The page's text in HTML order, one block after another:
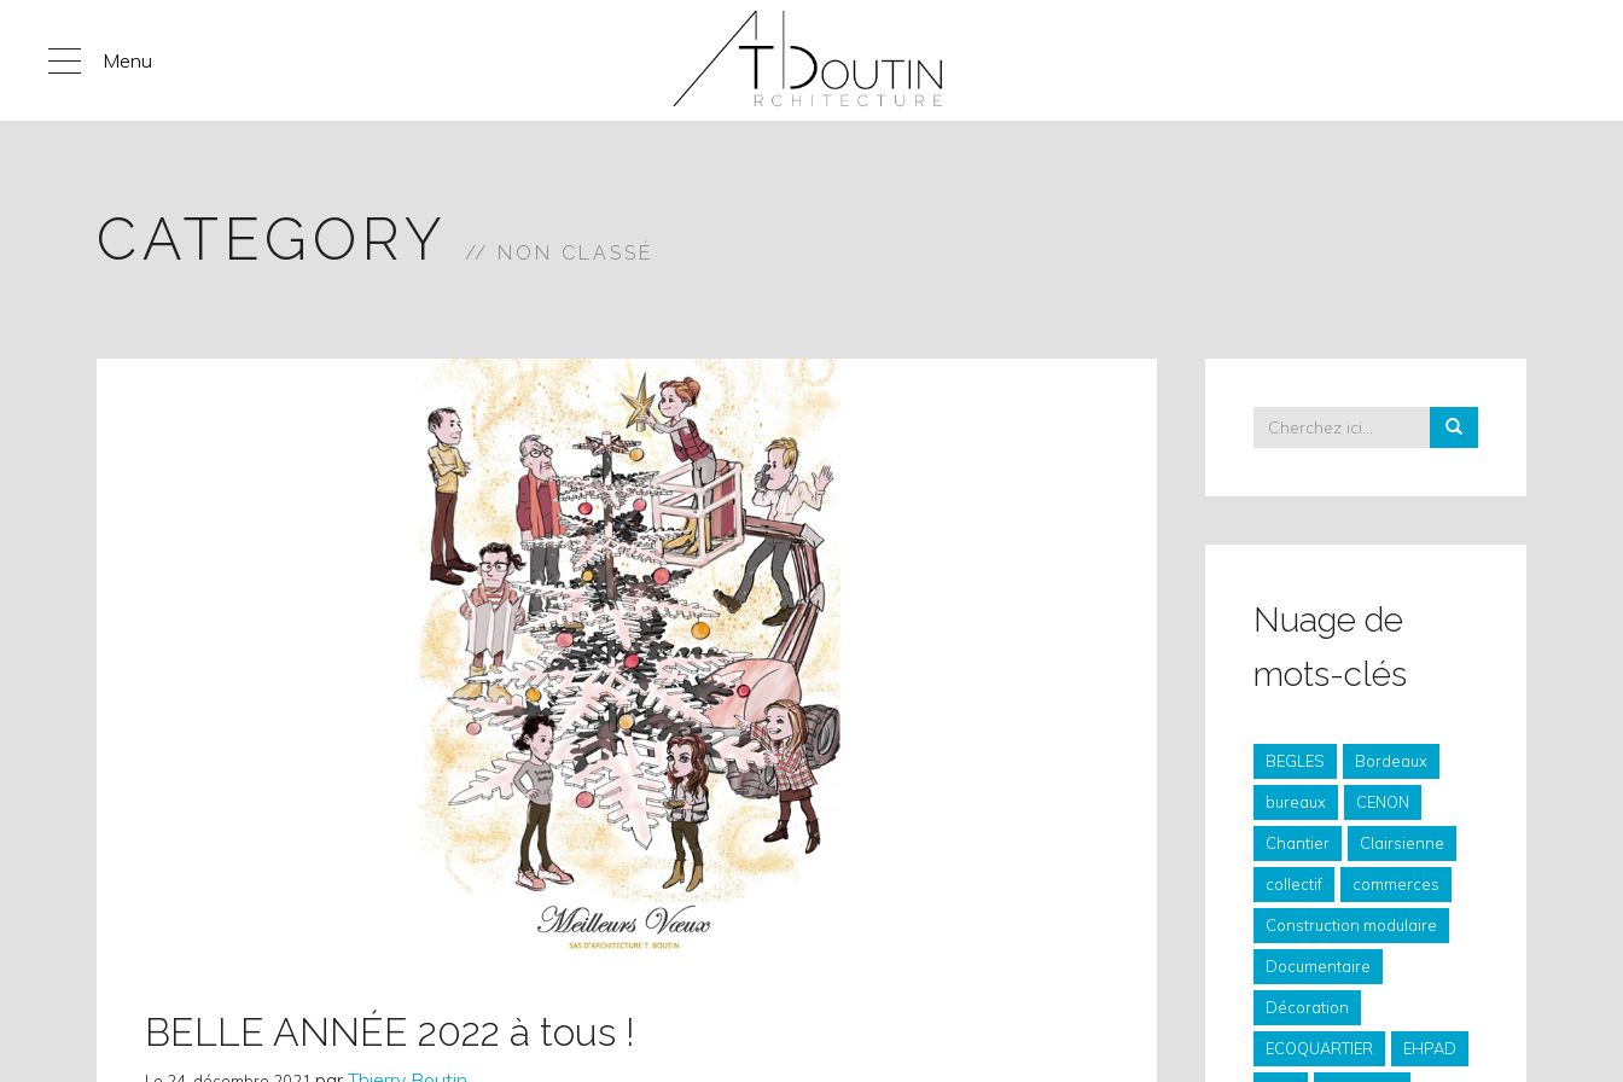
Menu
CATEGORY NON CLASSÉ
BELLE ANNÉE 2022 à tous !
Nuage de
mots-clés
BEGLES Bordeaux
bureaux CENON
Chantier Clairsienne
collectif commerces
Construction modulaire
Documentaire
Décoration
ECOQUARTIER EHPAD